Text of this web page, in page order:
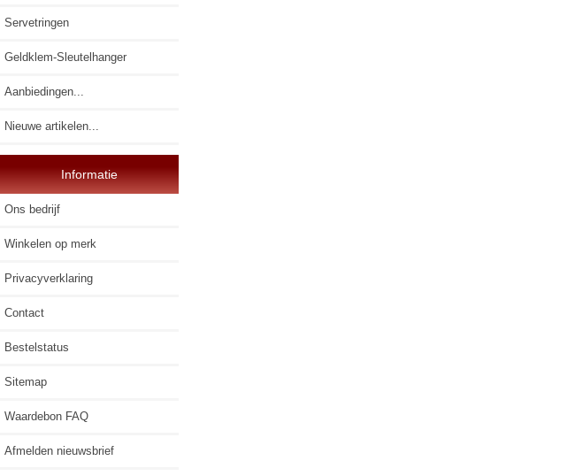
Servetringen
Geldklem-Sleutelhanger
Aanbiedingen...
Nieuwe artikelen...
Informatie
Ons bedrijf
Winkelen op merk
Privacyverklaring
Contact
Bestelstatus
Sitemap
Waardebon FAQ
Afmelden nieuwsbrief